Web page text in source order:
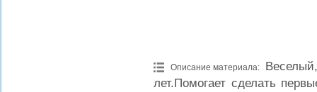
Описание материала:
лет.Помогает сделать